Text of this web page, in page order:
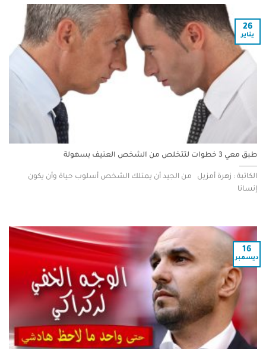
طبق معي 3 خطوات لتتخلص من الشخص العنيف بسهولة
الكاتبة : زهرة أمزيل من الجيد أن يمتلك الشخص أسلوب حياة وأن يكون
إنسانا
26
يناير
16
ديسمبر